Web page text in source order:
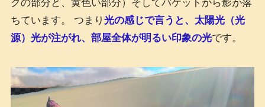
クの部分と、黄色い部分）そしてバケットから影が落
ちています。 つまり 光の感じで言うと、太陽光（光
源）光が注がれ、部屋全体が明るい印象の光です。